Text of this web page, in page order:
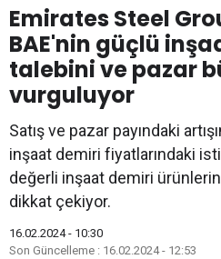
Emirates Steel
BAE'nin güçlü
talebini ve pazar
vurguluyor
Satış ve pazar payındaki
inşaat demiri fiyatlarındaki
değerli inşaat demiri
dikkat çekiyor.
16.02.2024 - 10:30
Son Güncelleme : 16.02.2024 - 12:53